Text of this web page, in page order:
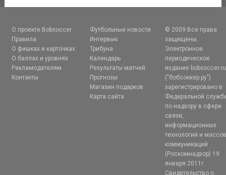
О проекте Bobsoccer
Правила
О фишках и карточках
О баллах и уровнях
Рекламодателям
Контакты
Футбольные новости
Интервью
Трибуна
Календарь
Результаты матчей
Прогнозы
Магазин подарков
Карта сайта
© 2009 Все права
защищены.
Электронное
периодическое
издание bobsoccer.ru
("бобсоккер.ру")
зарегистрировано в
Федеральной
по надзору в сфере
связи,
информационных
технологий и
коммуникаций
(Роскомнадзор) 19
января 2011г.
Свидетельство о